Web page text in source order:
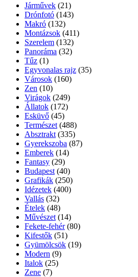
Járművek (21)
Drónfotó (143)
Makró (132)
Montázsok (411)
Szerelem (132)
Panoráma (32)
Tűz (1)
Egyvonalas rajz (35)
Városok (160)
Zen (10)
Virágok (249)
Állatok (172)
Esküvő (45)
Természet (488)
Absztrakt (335)
Gyerekszoba (87)
Emberek (14)
Fantasy (29)
Budapest (40)
Grafikák (250)
Idézetek (400)
Vallás (32)
Ételek (48)
Művészet (14)
Fekete-fehér (80)
Kifestők (51)
Gyümölcsök (19)
Modern (9)
Italok (25)
Zene (7)